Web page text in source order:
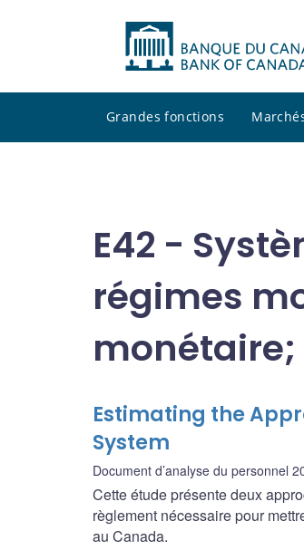
Grandes fonctions
E42 -
régimes
Estimating the
System
Document d’analyse du personnel
Cette étude présente deux
règlement nécessaire pour
au Canada.